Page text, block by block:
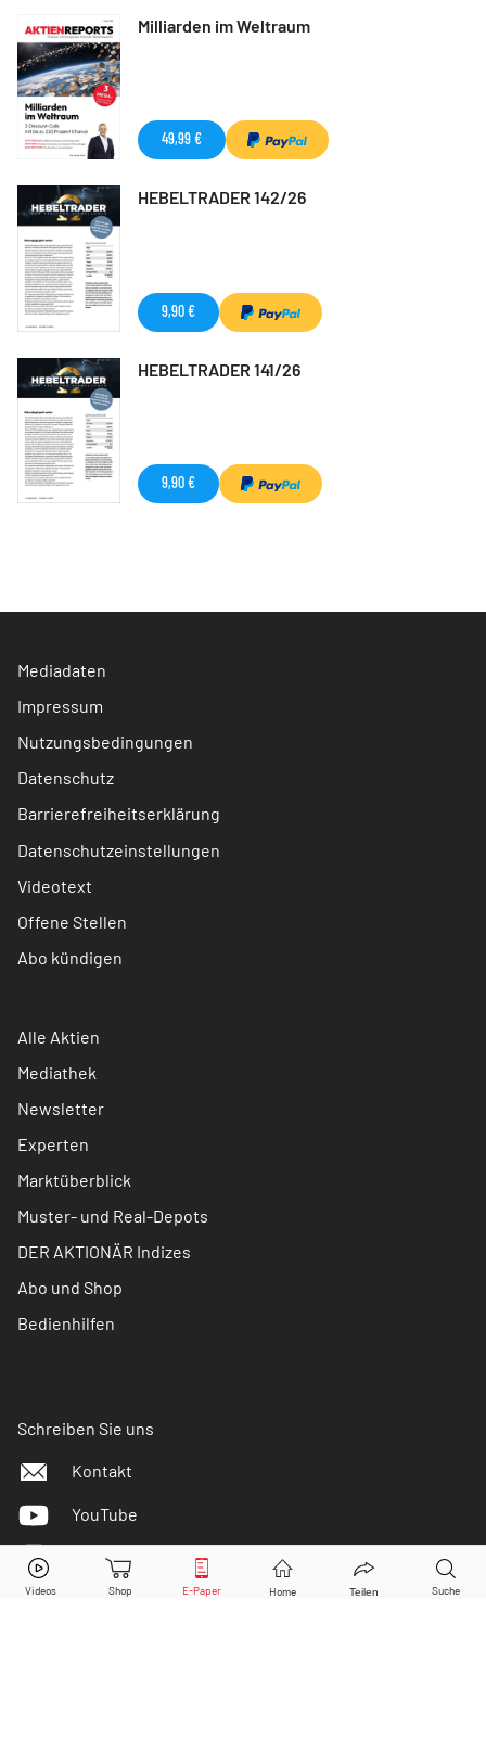
Milliarden im Weltraum
49,99 €
HEBELTRADER 142/26
9,90 €
HEBELTRADER 141/26
9,90 €
Mediadaten
Impressum
Nutzungsbedingungen
Datenschutz
Barrierefreiheitserklärung
Datenschutzeinstellungen
Videotext
Offene Stellen
Abo kündigen
Alle Aktien
Mediathek
Newsletter
Experten
Marktüberblick
Muster- und Real-Depots
DER AKTIONÄR Indizes
Abo und Shop
Bedienhilfen
Schreiben Sie uns
Kontakt
YouTube
Instagram
Facebook